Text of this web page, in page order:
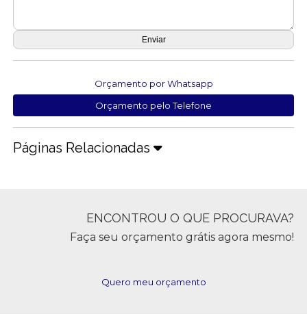
Orçamento por Whatsapp
Orçamento pelo Telefone
Páginas Relacionadas
ENCONTROU O QUE PROCURAVA?
Faça seu orçamento grátis agora mesmo!
Quero meu orçamento